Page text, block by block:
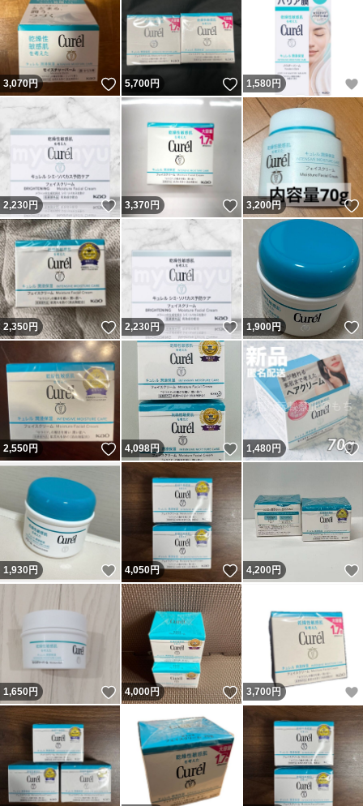
3,070円 いいね！
5,700円 いいね！
1,580 円
2,230円 いいね！
3,370円 いいね！
3,200円
2,350円 いいね！
2,230円 いいね！
1,900円
2,550円 いいね！
4,098円 いいね！
1,480円
1,930円 いいね！
4,050円 いいね！
4,200円
1,650円 いいね！
4,000円 いいね！
3,700 円